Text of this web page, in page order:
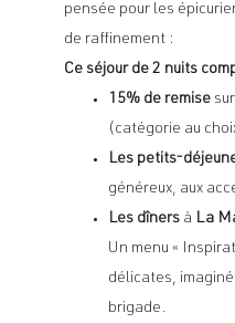
pensée pour les
de raffinement :
Ce séjour de 2 nuits
15% de remisesur
(catégorie au
Les petits-
généreux, aux
Les dînersà La
Un menu «
délicates,
brigade.